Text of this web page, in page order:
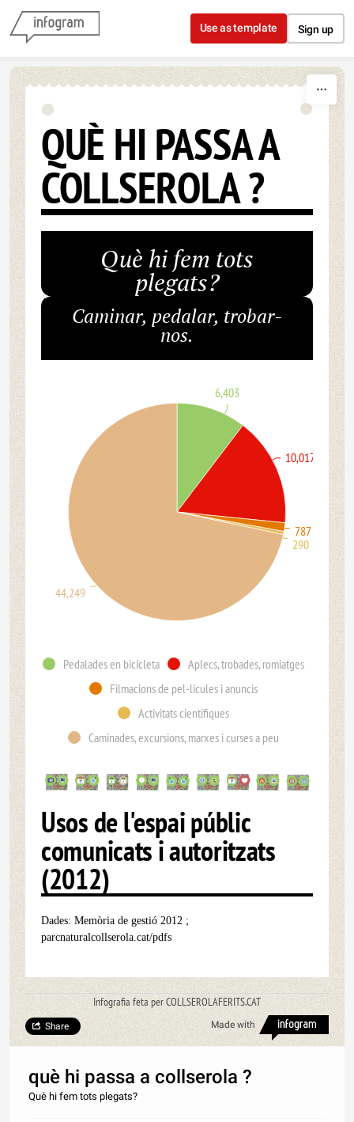
Skip to content
Use as template Sign up
QUÈ HI PASSA A
COLLSEROLA ?
Què hi fem tots
plegats?
Caminar, pedalar, trobar-
nos.
Pedalades en bicicleta
Aplecs, trobades, romiatges
Filmacions de pel-lícules i anuncis
Activitats científiques
Caminades, excursions, marxes i curses a peu
6,403
10,017
787
290
44,249
Usos de l'espai públic
comunicats i autoritzats
(2012)
Dades: Memòria de gestió 2012 ;
parcnaturalcollserola.cat/pdfs
Infografia feta per COLLSEROLAFERITS.CAT
Made with
Share
què hi passa a collserola ?
Què hi fem tots plegats?